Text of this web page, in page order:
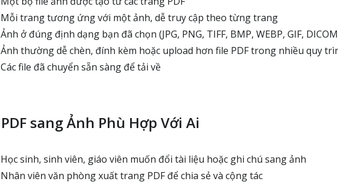
Mỗi trang tương ứng với một ảnh, dễ truy cập theo từng trang
Ảnh ở đúng định dạng bạn đã chọn (JPG, PNG, TIFF, BMP, WEBP, GIF,
Ảnh thường dễ chèn, đính kèm hoặc upload hơn file PDF trong nhiều quy
Các file đã chuyển sẵn sàng để tải về
PDF sang Ảnh Phù Hợp Với Ai
Học sinh, sinh viên, giáo viên muốn đổi tài liệu hoặc ghi chú sang ảnh
Nhân viên văn phòng xuất trang PDF để chia sẻ và cộng tác